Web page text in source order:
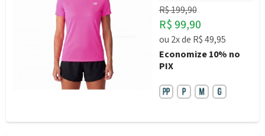
R$ 199,90
R$ 99,90
ou 2xde R$ 49,95
Economize10% no
PIX